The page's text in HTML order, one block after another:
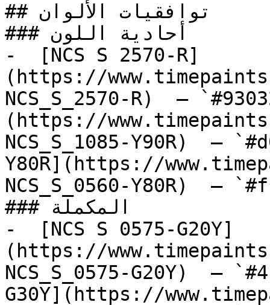
## توافقيات الألوان
### أحادية اللون
-  [NCS S 2570-R]
(https://
NCS_S_2570-R)  —
(https://
NCS_S_1085-Y90R)  —
Y80R](https://
NCS_S_0560-Y80R)  —
### المكملة
-  [NCS S 0575-G20Y]
(https://
NCS_S_0575-G20Y)  —
G30Y](https://